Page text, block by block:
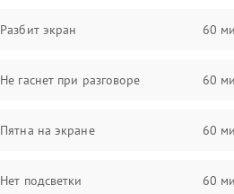
Разбит экран 60
Не гаснет при разговоре 60
Пятна на экране 60
Нет подсветки 60